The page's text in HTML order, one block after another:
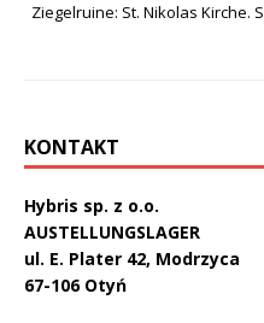
Ziegelruine: St. Nikolas Kirche.
KONTAKT
Hybris sp. z o.o.
AUSTELLUNGSLAGER
ul. E. Plater 42, Modrzyca
67-106 Otyń